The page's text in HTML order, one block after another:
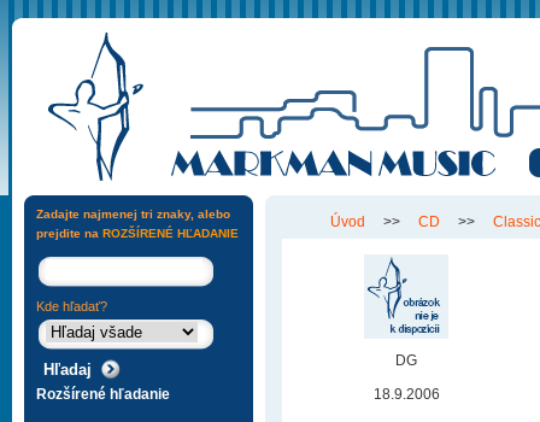
Úvod >> CD >> Classic
DG
18.9.2006
Zadajte najmenej tri znaky, alebo
prejdite na ROZŠÍRENÉ HĽADANIE
Kde hľadať?
Rozšírené hľadanie